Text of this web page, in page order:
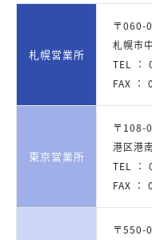
札幌営業所
〒060-
札幌市
TEL ：
FAX ：
東京営業所
〒108-
港区港
TEL ：
FAX ：
〒550-